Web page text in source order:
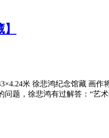
米 徐悲鸿纪念馆藏 画
题，徐悲鸿有过解答：“艺